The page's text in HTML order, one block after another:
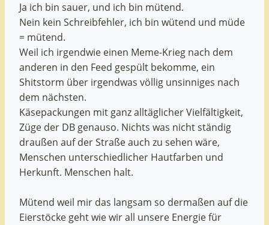
Ja ich bin sauer, und ich bin mütend.
Nein kein Schreibfehler, ich bin wütend und müde
= mütend.
Weil ich irgendwie einen Meme-Krieg nach dem
anderen in den Feed gespült bekomme, ein
Shitstorm über irgendwas völlig unsinniges nach
dem nächsten.
Käsepackungen mit ganz alltäglicher Vielfältigkeit,
Züge der DB genauso. Nichts was nicht ständig
draußen auf der Straße auch zu sehen wäre,
Menschen unterschiedlicher Hautfarben und
Herkunft. Menschen halt.
Mütend weil mir das langsam so dermaßen auf die
Eierstöcke geht wie wir all unsere Energie für